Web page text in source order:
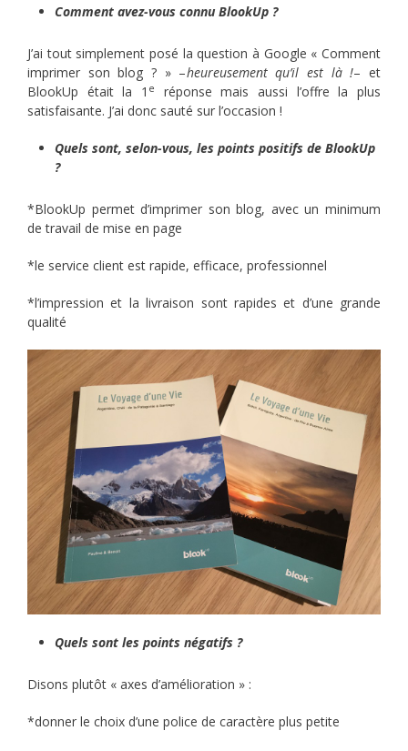
Comment avez-vous connu BlookUp ?
J’ai tout simplement posé la question à Google « Comment
imprimer son blog ? » –heureusement qu’il est là !– et
BlookUp était la 1 e
réponse mais aussi l’offre la plus
satisfaisante. J’ai donc sauté sur l’occasion !
Quels sont, selon-vous, les points positifs de BlookUp
?
*BlookUp permet d’imprimer son blog, avec un minimum
de travail de mise en page
*le service client est rapide, efficace, professionnel
*l’impression et la livraison sont rapides et d’une grande
qualité
Quels sont les points négatifs ?
Disons plutôt « axes d’amélioration » :
*donner le choix d’une police de caractère plus petite